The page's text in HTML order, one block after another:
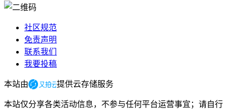
社区规范
免责声明
联系我们
我要投稿
本站由 提供云存储服务
本站仅分享各类活动信息，不参与任何平台运营事宜；请自行